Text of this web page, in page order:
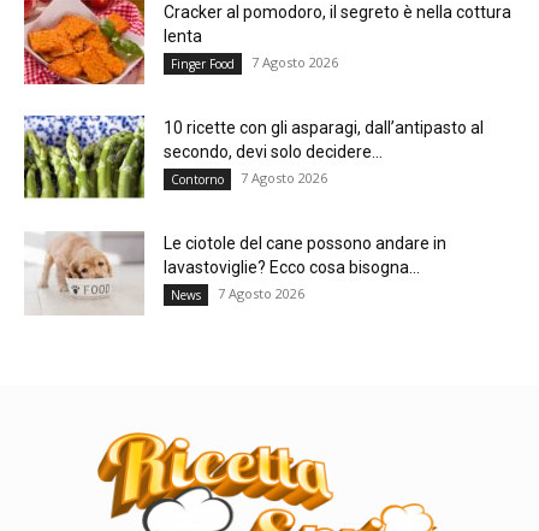
Cracker al pomodoro, il segreto è nella cottura
lenta
Finger Food 7 Agosto 2026
10 ricette con gli asparagi, dall’antipasto al
secondo, devi solo decidere...
Contorno 7 Agosto 2026
Le ciotole del cane possono andare in
lavastoviglie? Ecco cosa bisogna...
News 7 Agosto 2026